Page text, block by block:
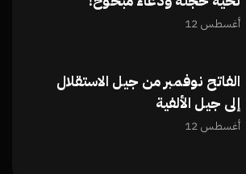
أغسطس 12
الفاتح نوفمبر من جيل الاستقلال
إلى جيل الألفية
أغسطس 12